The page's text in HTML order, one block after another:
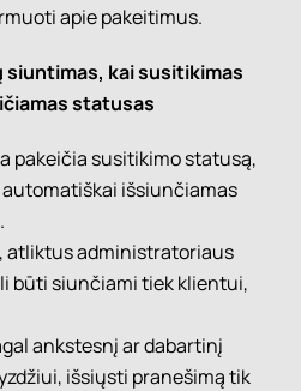
apie pakeitimus.
siuntimas, kai susitikimas
statusas
pakeičia susitikimo statusą,
automatiškai išsiunčiamas
atliktus administratoriaus
būti siunčiami tiek klientui,
ankstesnį ar dabartinį
išsiųsti pranešimą tik